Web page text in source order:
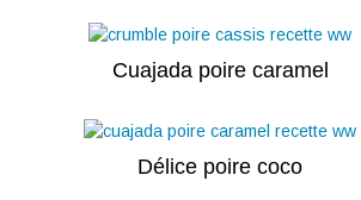
Cuajada poire caramel
Délice poire coco